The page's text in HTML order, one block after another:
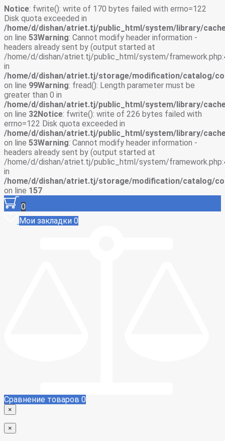
Notice: fwrite(): write of 170 bytes failed with errno=122
Disk quota exceeded in
/home/d/dishan/atriet.tj/public_html/system/library/
on line 53Warning: Cannot modify header information -
headers already sent by (output started at
/home/d/dishan/atriet.tj/public_html/system/
in
/home/d/dishan/atriet.tj/storage/modification/catalog/
on line 99Warning: fread(): Length parameter must be
greater than 0 in
/home/d/dishan/atriet.tj/public_html/system/library/
on line 32Notice: fwrite(): write of 226 bytes failed with
errno=122 Disk quota exceeded in
/home/d/dishan/atriet.tj/public_html/system/library/
on line 53Warning: Cannot modify header information -
headers already sent by (output started at
/home/d/dishan/atriet.tj/public_html/system/
in
/home/d/dishan/atriet.tj/storage/modification/catalog/
on line 157
0
Мои закладки 0
Сравнение товаров 0
×
×